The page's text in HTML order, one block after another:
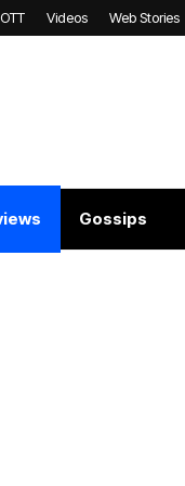
OTT Videos Web Stories
Gossips